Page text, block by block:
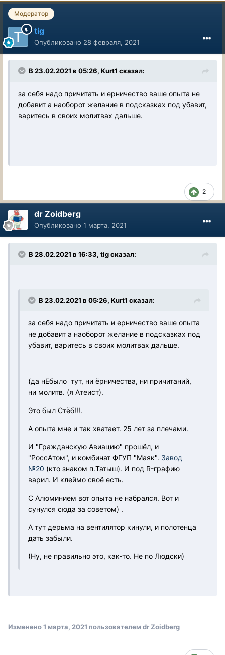
Модератор
tig
Опубликовано 28 февраля, 2021
В 23.02.2021 в 05:26, Kurt1 сказал:
за себя надо причитать и ерничество ваше опыта не
добавит а наоборот желание в подсказках под убавит,
варитесь в своих молитвах дальше.
2
dr Zoidberg
Опубликовано 1 марта, 2021
В 28.02.2021 в 16:33, tig сказал:
В 23.02.2021 в 05:26, Kurt1 сказал:
за себя надо причитать и ерничество ваше опыта
не добавит а наоборот желание в подсказках под
убавит, варитесь в своих молитвах дальше.
(да нЕбыло тут, ни ёрничества, ни причитаний,
ни молитв. (я Атеист).
Это был Стёб!!!.
А опыта мне и так хватает. 25 лет за плечами.
И "Гражданскую Авиацию" прошёл, и
"РоссАтом", и комбинат ФГУП "Маяк". Завод
№20 (кто знаком п.Татыш). И под R-графию
варил. И клеймо своё есть.
С Алюминием вот опыта не набрался. Вот и
сунулся сюда за советом) .
А тут дерьма на вентилятор кинули, и полотенца
дать забыли.
(Ну, не правильно это, как-то. Не по Людски)
Изменено1 марта, 2021 пользователем dr Zoidberg